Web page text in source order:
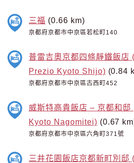
三福 (0.66 km)
京都府京都市中京區若松町140
普雷吉奧京都四條靜鐵飯
Prezio Kyoto Shijo) (0.84
京都府京都市中京區古西町452
威斯特高貴飯店 – 京都和
Kyoto Nagomitei) (0.67
京都府京都市中京區六角町371號
三井花園飯店京都新町別